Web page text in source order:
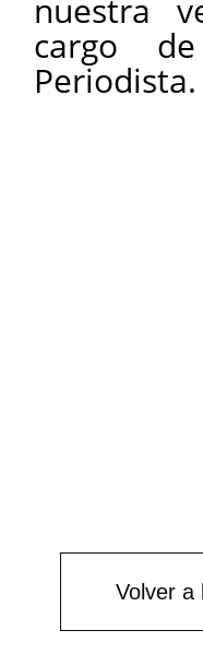
nuestra
cargo
Periodista.
Volver a